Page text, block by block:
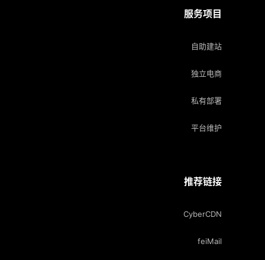
服务项目
自助建站
独立电商
私有部署
平台维护
推荐链接
CyberCDN
feiMail